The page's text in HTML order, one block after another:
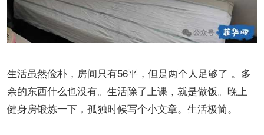
生活虽然俭朴，房间只有56平，但是两个人足够了 。多
余的东西什么也没有。生活除了上课，就是做饭。晚上
健身房锻炼一下，孤独时候写个小文章。生活极简。